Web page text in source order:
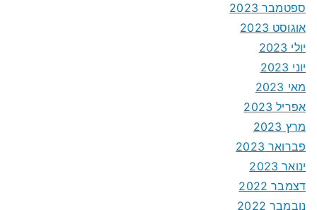
ספטמבר 2023
אוגוסט 2023
יולי 2023
יוני 2023
מאי 2023
אפריל 2023
מרץ 2023
פברואר 2023
ינואר 2023
דצמבר 2022
נובמבר 2022